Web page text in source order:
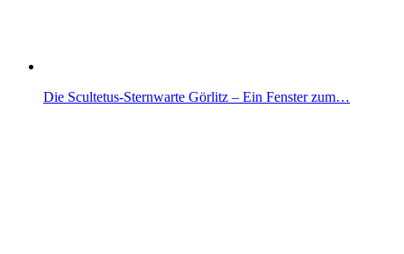
Die Scultetus-Sternwarte Görlitz – Ein Fenster zum…